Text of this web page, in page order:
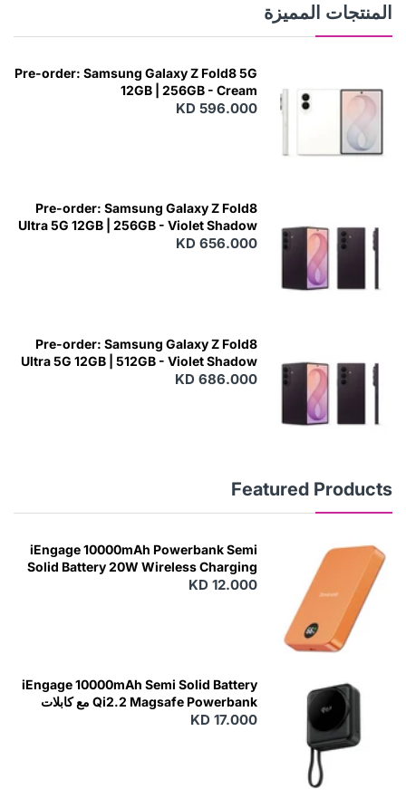
المنتجات المميزة
Pre-order: Samsung Galaxy Z Fold8 5G
12GB | 256GB - Cream
KD 596.000
Pre-order: Samsung Galaxy Z Fold8
Ultra 5G 12GB | 256GB - Violet Shadow
KD 656.000
Pre-order: Samsung Galaxy Z Fold8
Ultra 5G 12GB | 512GB - Violet Shadow
KD 686.000
Featured Products
iEngage 10000mAh Powerbank Semi
Solid Battery 20W Wireless Charging
KD 12.000
iEngage 10000mAh Semi Solid Battery
Qi2.2 Magsafe Powerbank مع كابلات
مدمجة
KD 17.000